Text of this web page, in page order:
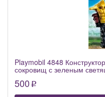
Playmobil 4848
сокровищ с зеленым
500 p